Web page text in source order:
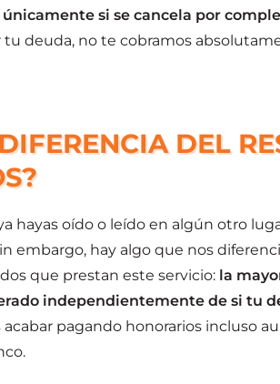
si se cancela por
tu deuda, no te cobramos
DEL
hayas oído o leído en algún otro
embargo, hay algo que nos
que prestan este servicio: la
independientemente de si tu
pagando honorarios incluso